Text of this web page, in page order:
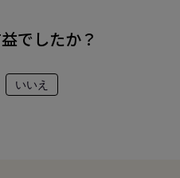
でしたか？
いいえ